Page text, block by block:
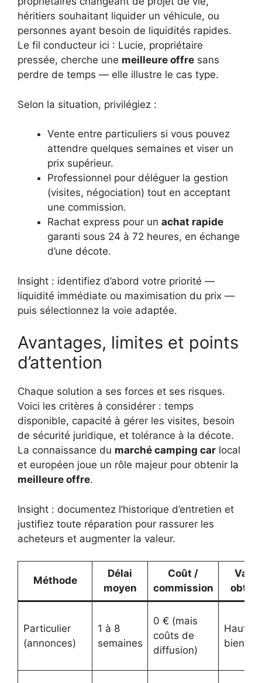
héritiers souhaitant liquider un véhicule, ou
personnes ayant besoin de liquidités rapides.
Le fil conducteur ici : Lucie, propriétaire
pressée, cherche une meilleure offre sans
perdre de temps — elle illustre le cas type.
Selon la situation, privilégiez :
Vente entre particuliers si vous pouvez
attendre quelques semaines et viser un
prix supérieur.
Professionnel pour déléguer la gestion
(visites, négociation) tout en acceptant
une commission.
Rachat express pour un achat rapide
garanti sous 24 à 72 heures, en échange
d’une décote.
Insight : identifiez d’abord votre priorité —
liquidité immédiate ou maximisation du prix —
puis sélectionnez la voie adaptée.
Avantages, limites et points
d’attention
Chaque solution a ses forces et ses risques.
Voici les critères à considérer : temps
disponible, capacité à gérer les visites, besoin
de sécurité juridique, et tolérance à la décote.
La connaissance du marché camping car local
et européen joue un rôle majeur pour obtenir la
meilleure offre.
Insight : documentez l’historique d’entretien et
justifiez toute réparation pour rassurer les
acheteurs et augmenter la valeur.
Méthode
Délai
moyen
Coût /
commission
Particulier
(annonces)
1 à 8
semaines
0 € (mais
coûts de
diffusion)
Haut si
bien